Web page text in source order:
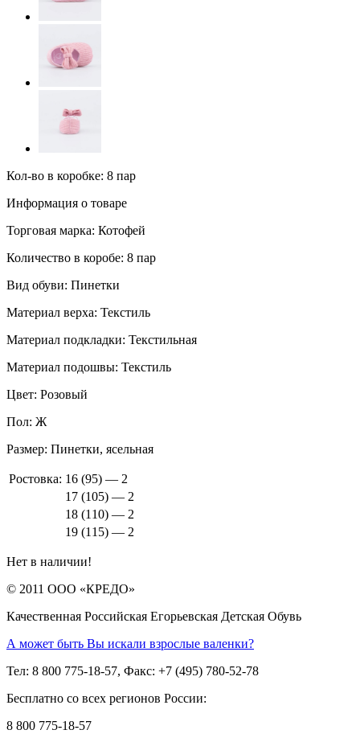
Кол-во в коробке: 8 пар
Информация о товаре
Торговая марка: Котофей
Количество в коробе: 8 пар
Вид обуви: Пинетки
Материал верха: Текстиль
Материал подкладки: Текстильная
Материал подошвы: Текстиль
Цвет: Розовый
Пол: Ж
Размер: Пинетки, ясельная
Ростовка: 16 (95) — 2
17 (105) — 2
18 (110) — 2
19 (115) — 2
Нет в наличии!
© 2011 ООО «КРЕДО»
Качественная Российская Егорьевская Детская Обувь
А может быть Вы искали взрослые валенки?
Тел: 8 800 775-18-57, Факс: +7 (495) 780-52-78
Бесплатно со всех регионов России:
8 800 775-18-57